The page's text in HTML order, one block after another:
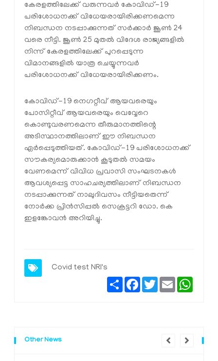
കേരളത്തിലേക്ക് വരുന്നവര്‍ കോവിഡ്-19
പരിശോധനക്ക് വിധേയരായിരിക്കണമെന്ന
നിബന്ധന നടപ്പാക്കുന്നത് സര്‍ക്കാര്‍ ജൂണ്‍ 24
വരെ നീട്ടി. ജൂണ്‍ 25 മുതല്‍ വിദേശ രാജ്യങ്ങളില്‍
നിന്ന് കേരളത്തിലേക്ക് പുറപ്പെടുന്ന
വിമാനങ്ങളില്‍ യാത്ര ചെയ്യുന്നവര്‍
പരിശോധനക്ക് വിധേയരായിരിക്കണം.
കോവിഡ്-19 നെഗറ്റീവ് ആയവരെയും
പോസിറ്റീവ് ആയവരെയും വെവ്വേറെ
കൊണ്ടുവരണമെന്ന തീരുമാനത്തിന്റെ
അടിസ്ഥാനത്തിലാണ് ഈ നിബന്ധന
ഏര്‍പ്പെടുത്തിയത്. കോവിഡ്-19 പരിശോധനക്ക്
സൗകര്യമൊരുക്കാന്‍ കൂടുതല്‍ സമയം
വേണമെന്ന് വിവിധ പ്രവാസി സംഘടനകള്‍
ആവശ്യപ്പെട്ട സാഹചര്യത്തിലാണ് നിബന്ധന
നടപ്പാക്കുന്നത് നാലുദിവസം നീട്ടിയതെന്ന്
നോര്‍ക്ക പ്രിന്‍സിപ്പല്‍ സെക്രട്ടറി ഡോ. കെ
ഇളങ്കോവന്‍ അറിയിച്ചു.
Covid test NRI's
ShareFacebook
TwitterEmail
Other News